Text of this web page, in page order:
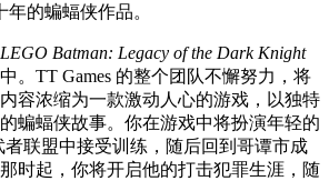
的蝙蝠侠作品。
LEGO Batman: Legacy of the Dark Knight
。TT Games 的整个团队不懈努力，将
容浓缩为一款激动人心的游戏，以独特
蝙蝠侠故事。你在游戏中将扮演年轻的
者联盟中接受训练，随后回到哥谭市成
时起，你将开启他的打击犯罪生涯，随